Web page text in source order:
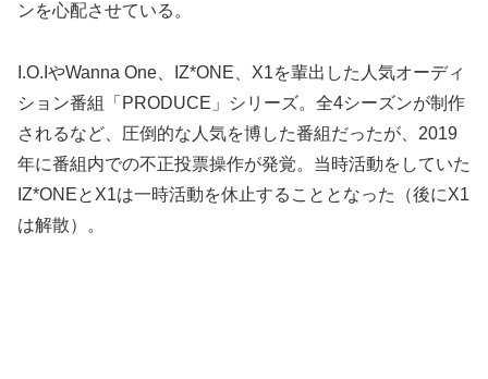
ンを心配させている。
I.O.IやWanna One、IZ*ONE、X1を輩出した人気オーディ
ション番組「PRODUCE」シリーズ。全4シーズンが制作
されるなど、圧倒的な人気を博した番組だったが、2019
年に番組内での不正投票操作が発覚。当時活動をしていた
IZ*ONEとX1は一時活動を休止することとなった（後にX1
は解散）。